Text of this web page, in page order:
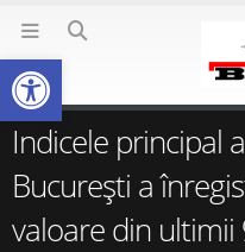
Indicele principal
București a
valoare din ultimii
Deschide